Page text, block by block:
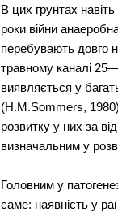
В цих грунтах
роки війни
перебувають довго
травному каналі
виявляється у
(H.M.Sommers,
розвитку у них за
визначальним у
Головним у
саме: наявність у